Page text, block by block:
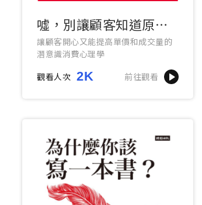
噓，別讓顧客知道原來
你用了這一招
讓顧客開心又能提高單價和成交量的
潛意識消費心理學
觀看人次 2K 前往觀看